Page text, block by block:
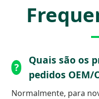
Quais são os
pedidos OEM/
Normalmente, para